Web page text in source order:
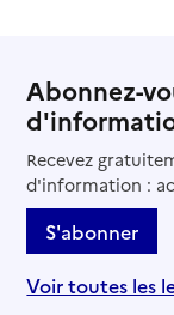
Abonnez-
Recevez
d'information :
S'abonner
Voir toutes les